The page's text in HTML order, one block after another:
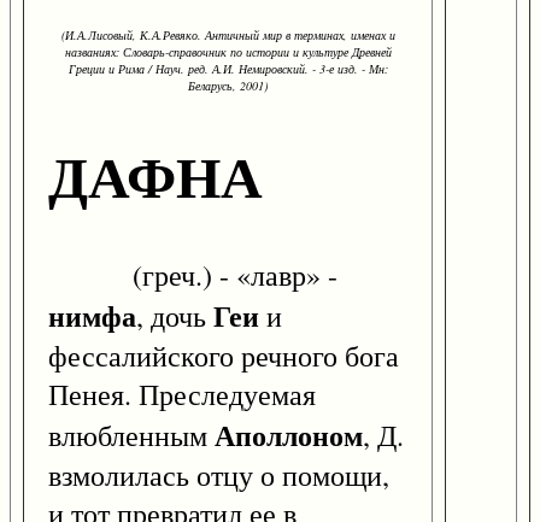
(И.А.Лисовый, К.А.Ревяко. Античный мир в терминах, именах и
названиях: Словарь-справочник по истории и культуре Древней
Греции и Рима / Науч. ред. А.И. Немировский. - 3-е изд. - Мн:
Беларусь, 2001)
ДАФНА
(греч.) - «лавр» -
нимфа, дочьГеии
фессалийского речного бога
Пенея. Преследуемая
влюбленнымАполлоном, Д.
взмолилась отцу о помощи,
и тот превратил ее в